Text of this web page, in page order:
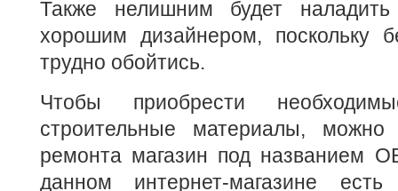
Также нелишним будет наладить
хорошим дизайнером, поскольку
трудно обойтись.
Чтобы приобрести
строительные материалы,
ремонта магазин под названием
данном интернет-магазине